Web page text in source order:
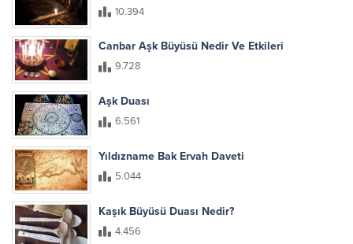
10.394
Canbar Aşk Büyüsü Nedir Ve Etkileri
9.728
Aşk Duası
6.561
Yıldızname Bak Ervah Daveti
5.044
Kaşık Büyüsü Duası Nedir?
4.456